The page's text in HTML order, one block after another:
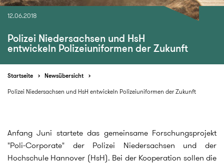
12.06.2018
Polizei Niedersachsen und HsH
entwickeln Polizeiuniformen der Zukunft
Startseite
Newsübersicht
Polizei Niedersachsen und HsH entwickeln Polizeiuniformen der Zukunft
Anfang Juni startete das gemeinsame Forschungsprojekt
"Poli-Corporate" der Polizei Niedersachsen und der
Hochschule Hannover (HsH). Bei der Kooperation sollen die